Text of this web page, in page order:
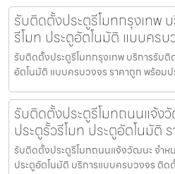
รับติดตั้งประตูรีโมทกรุงเทพ
รีโมท ประตูอัตโนมัติ แบบครบ
รับติดตั้งประตูรีโมทกรุงเทพ บริการรับติ
อัตโนมัติ แบบครบวงจร ราคาถูก พร้อมป
รับติดตั้งประตูรีโมทถนนแจ้ง
ประตูรั้วรีโมท ประตูอัตโนมัติ
รับติดตั้งประตูรีโมทถนนแจ้งวัฒนะ จำห
ประตูอัตโนมัติ บริการแบบครบวงจร ติ